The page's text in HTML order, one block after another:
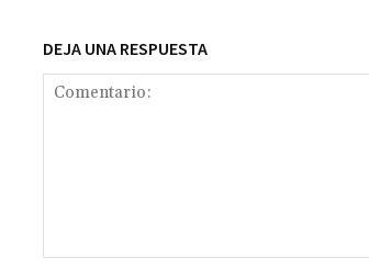
DEJA UNA RESPUESTA